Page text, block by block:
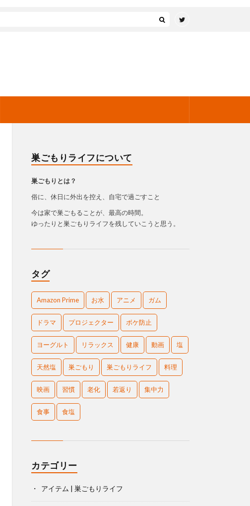
巣ごもりライフについて
巣ごもりとは？
俗に、休日に外出を控え、自宅で過ごすこと
今は家で巣ごもることが、最高の時間。
ゆったりと巣ごもりライフを残していこうと思う。
タグ
Amazon Prime お水 アニメ ガム
ドラマ プロジェクター ボケ防止
ヨーグルト リラックス 健康 動画 塩
天然塩 巣ごもり 巣ごもりライフ 料理
映画 習慣 老化 若返り 集中力
食事 食塩
カテゴリー
アイテム | 巣ごもりライフ